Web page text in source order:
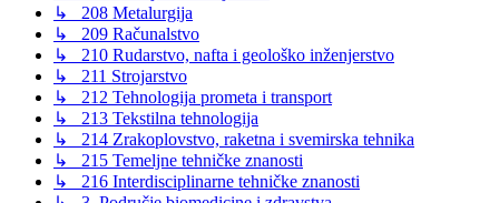
↳ 208 Metalurgija
↳ 209 Računalstvo
↳ 210 Rudarstvo, nafta i geološko inženjerstvo
↳ 211 Strojarstvo
↳ 212 Tehnologija prometa i transport
↳ 213 Tekstilna tehnologija
↳ 214 Zrakoplovstvo, raketna i svemirska tehnika
↳ 215 Temeljne tehničke znanosti
↳ 216 Interdisciplinarne tehničke znanosti